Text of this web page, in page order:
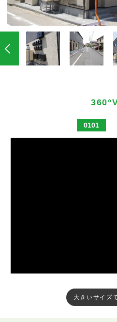
0101
大きいサイズ